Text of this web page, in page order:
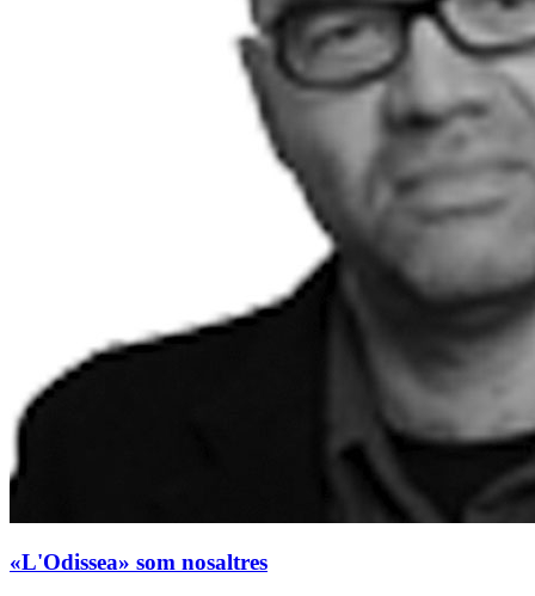
«L'Odissea» som nosaltres